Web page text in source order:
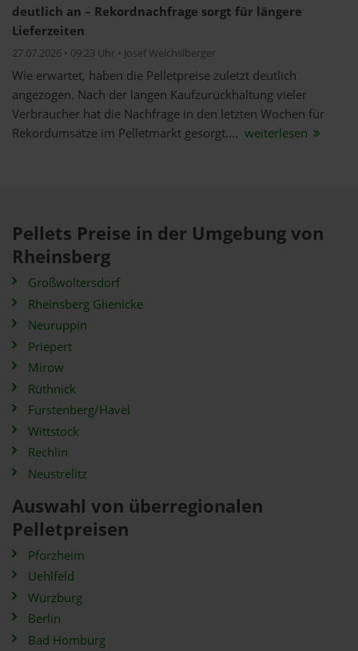
deutlich an – Rekordnachfrage sorgt für längere
Lieferzeiten
27.07.2026 • 09:23 Uhr • Josef Weichslberger
Wie erwartet, haben die Pelletpreise zuletzt deutlich
angezogen. Nach der langen Kaufzurückhaltung vieler
Verbraucher hat die Nachfrage in den letzten Wochen für
Rekordumsätze im Pelletmarkt gesorgt.... weiterlesen
Pellets Preise in der Umgebung von
Rheinsberg
Großwoltersdorf
Rheinsberg Glienicke
Neuruppin
Priepert
Mirow
Rüthnick
Fürstenberg/Havel
Wittstock
Rechlin
Neustrelitz
Auswahl von überregionalen
Pelletpreisen
Pforzheim
Uehlfeld
Würzburg
Berlin
Bad Homburg